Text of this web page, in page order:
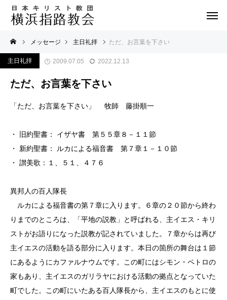
メッセージ 主日礼拝 ただ、お言葉を下さい
主日礼拝 2009.07.05 2022.12.13
ただ、お言葉を下さい
「ただ、お言葉を下さい」 牧師 藤掛順一
・ 旧約聖書： イザヤ書 第５５章８－１１節
・ 新約聖書： ルカによる福音書 第７章１－１０節
・ 讃美歌：１、５１、４７６
異邦人の百人隊長
ルカによる福音書の第７章に入ります。６章の２０節から終わ
りまでのところは、「平地の説教」と呼ばれる、主イエス・キリ
ストがお語りになった説教が記されていました。７章からは再び
主イエスの活動を語る部分に入ります。本日の箇所の舞台は１節
にあるようにカファルナウムです。この町にはシモン・ペトロの
家もあり、主イエスのガリラヤにおける活動の拠点となっていた
町でした。この町にいたある百人隊長から、主イエスのもとに使